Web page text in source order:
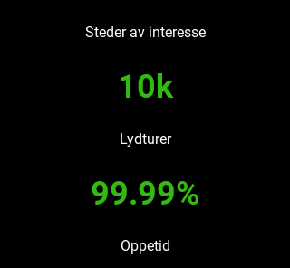
Steder av interesse
10k
Lydturer
99.99%
Oppetid